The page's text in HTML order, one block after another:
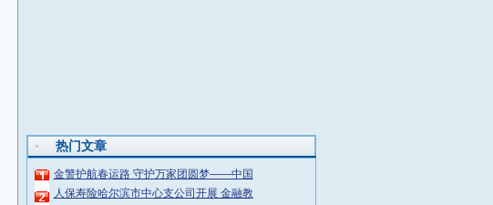
热门文章
金警护航春运路 守护万家团圆梦——中国
人保寿险哈尔滨市中心支公司开展 金融教